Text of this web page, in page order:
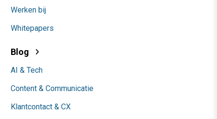
Werken bij
Whitepapers
Blog
AI & Tech
Content & Communicatie
Klantcontact & CX